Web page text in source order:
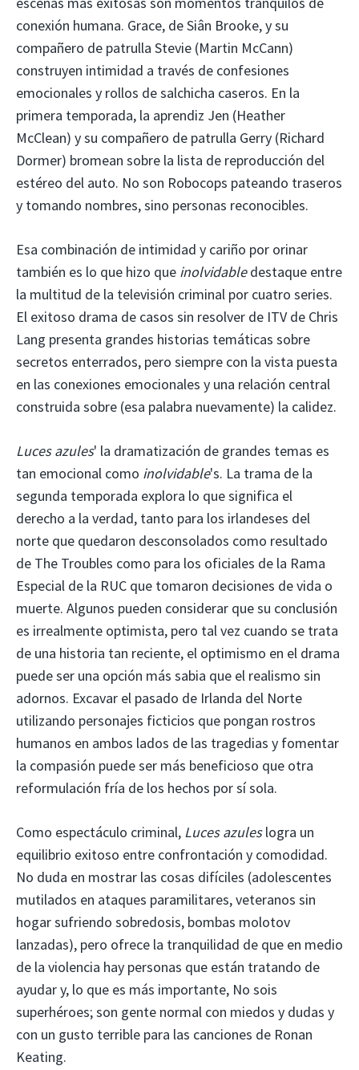
conexión humana. Grace, de Siân Brooke, y su
compañero de patrulla Stevie (Martin McCann)
construyen intimidad a través de confesiones
emocionales y rollos de salchicha caseros. En la
primera temporada, la aprendiz Jen (Heather
McClean) y su compañero de patrulla Gerry (Richard
Dormer) bromean sobre la lista de reproducción del
estéreo del auto. No son Robocops pateando traseros
y tomando nombres, sino personas reconocibles.
Esa combinación de intimidad y cariño por orinar
también es lo que hizo que inolvidabledestaque entre
la multitud de la televisión criminal por cuatro series.
El exitoso drama de casos sin resolver de ITV de Chris
Lang presenta grandes historias temáticas sobre
secretos enterrados, pero siempre con la vista puesta
en las conexiones emocionales y una relación central
construida sobre (esa palabra nuevamente) la calidez.
Luces azules' la dramatización de grandes temas es
tan emocional como inolvidable's. La trama de la
segunda temporada explora lo que significa el
derecho a la verdad, tanto para los irlandeses del
norte que quedaron desconsolados como resultado
de The Troubles como para los oficiales de la Rama
Especial de la RUC que tomaron decisiones de vida o
muerte. Algunos pueden considerar que su conclusión
es irrealmente optimista, pero tal vez cuando se trata
de una historia tan reciente, el optimismo en el drama
puede ser una opción más sabia que el realismo sin
adornos. Excavar el pasado de Irlanda del Norte
utilizando personajes ficticios que pongan rostros
humanos en ambos lados de las tragedias y fomentar
la compasión puede ser más beneficioso que otra
reformulación fría de los hechos por sí sola.
Como espectáculo criminal, Luces azuleslogra un
equilibrio exitoso entre confrontación y comodidad.
No duda en mostrar las cosas difíciles (adolescentes
mutilados en ataques paramilitares, veteranos sin
hogar sufriendo sobredosis, bombas molotov
lanzadas), pero ofrece la tranquilidad de que en medio
de la violencia hay personas que están tratando de
ayudar y, lo que es más importante, No sois
superhéroes; son gente normal con miedos y dudas y
con un gusto terrible para las canciones de Ronan
Keating.